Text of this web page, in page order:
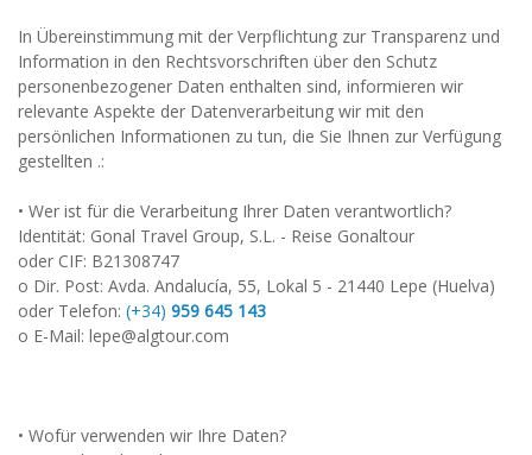
In Übereinstimmung mit der Verpflichtung zur Transparenz und
Information in den Rechtsvorschriften über den Schutz
personenbezogener Daten enthalten sind, informieren wir
relevante Aspekte der Datenverarbeitung wir mit den
persönlichen Informationen zu tun, die Sie Ihnen zur Verfügung
gestellten .:
• Wer ist für die Verarbeitung Ihrer Daten verantwortlich?
Identität: Gonal Travel Group, S.L. - Reise Gonaltour
oder CIF: B21308747
o Dir. Post: Avda. Andalucía, 55, Lokal 5 - 21440 Lepe (Huelva)
oder Telefon: (+34) 959 645 143
o E-Mail: lepe@algtour.com
• Wofür verwenden wir Ihre Daten?